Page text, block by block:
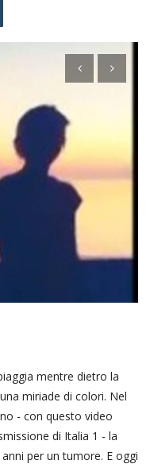
mentre dietro la
miriade di colori. Nel
- con questo video
di Italia 1 - la
per un tumore. E oggi